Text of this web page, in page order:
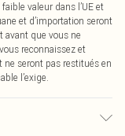
valeur dans l’UE et
et d’importation seront
que vous ne
reconnaissez et
ne seront pas restitués en
l’exige.